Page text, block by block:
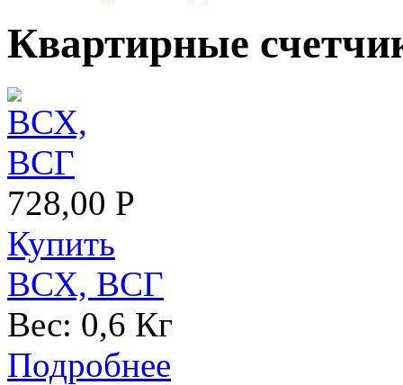
Квартирные
728,00 Р
Купить
ВСХ, ВСГ
Вес: 0,6 Кг
Подробнее